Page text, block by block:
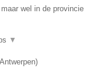
wel in de provincie
▼
Antwerpen)